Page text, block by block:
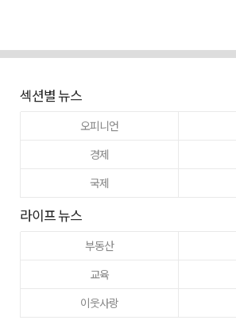
섹션별 뉴스
오피니언
경제
국제
라이프 뉴스
부동산
교육
이웃사랑